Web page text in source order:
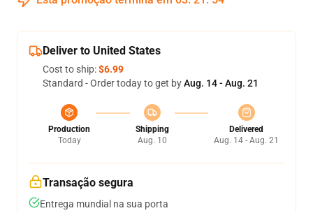
Deliver to United States
Cost to ship:$6.99
Standard - Order today to get byAug. 14 - Aug. 21
Production
Today
Shipping
Aug. 10
Delivered
Aug. 14 - Aug. 21
Transação segura
Entrega mundial na sua porta